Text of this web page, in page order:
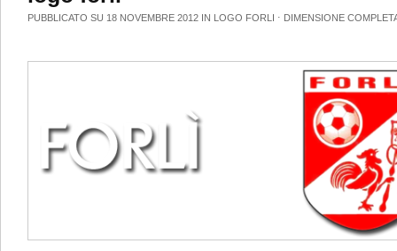
PUBBLICATO SU 18 NOVEMBRE 2012 IN LOGO FORLI ⋅ DIMENSIONE